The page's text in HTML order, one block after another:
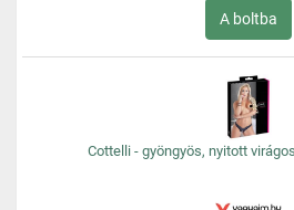
A boltba
Cottelli - gyöngyös, nyitott